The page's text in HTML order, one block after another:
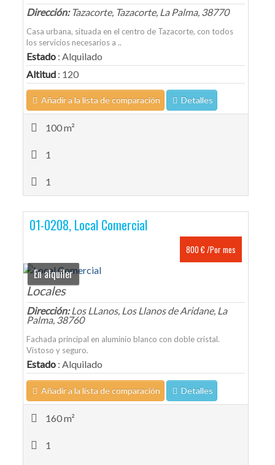
Dirección: Tazacorte, Tazacorte, La Palma, 38770
Casa urbana, situada en el centro de Tazacorte, con todos
los servicios necesarios a ..
Estado : Alquilado
Altitud : 120
Añadir a la lista de comparación Detalles
100 m²
1
1
01-0208, Local Comercial
800 € /Por mes
En alquiler
Locales
Dirección:Los LLanos, Los Llanos de Aridane, La
Palma, 38760
Fachada principal en aluminio blanco con doble cristal.
Vistoso y seguro.
Estado : Alquilado
Añadir a la lista de comparación Detalles
160 m²
1